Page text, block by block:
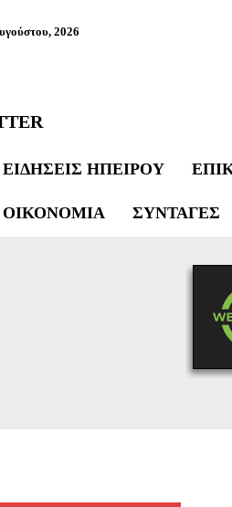
2026
ΕΙΔΉΣΕΙΣ ΗΠΕΊΡΟΥ
ΟΙΚΟΝΟΜΊΑ ΣΥΝΤΑΓΈΣ